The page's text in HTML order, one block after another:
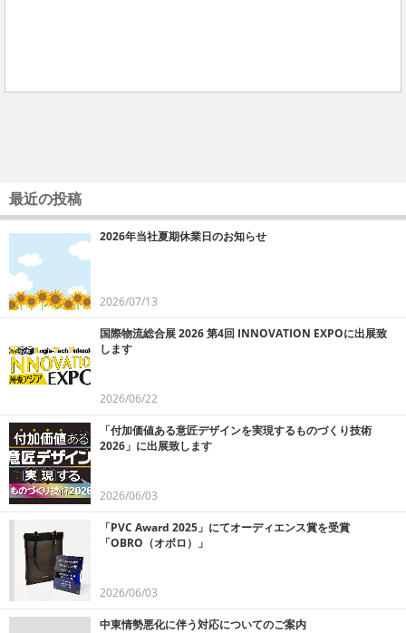
最近の投稿
2026年当社夏期休業日のお知らせ
2026/07/13
国際物流総合展 2026 第4回 INNOVATION EXPOに出展致
します
2026/06/22
「付加価値ある意匠デザインを実現するものづくり技術
2026」に出展致します
2026/06/03
「PVC Award 2025」にてオーディエンス賞を受賞
「OBRO（オボロ）」
2026/06/03
中東情勢悪化に伴う対応についてのご案内